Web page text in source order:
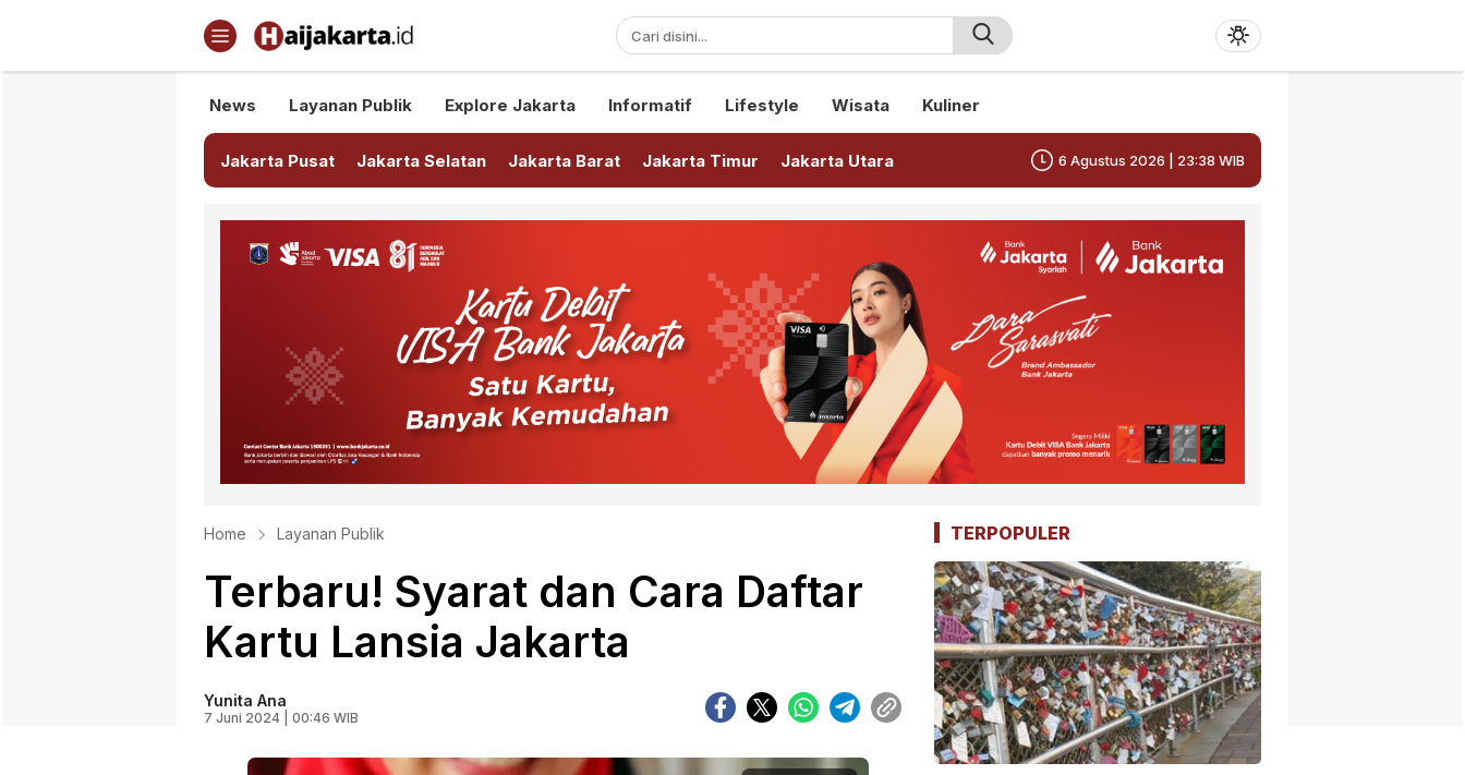
Haijakarta.id
Semua Tentang Jakarta Ada Disini!
News Layanan Publik Explore Jakarta Informatif Lifestyle Wisata Kuliner
Jakarta Pusat Jakarta Selatan Jakarta Barat Jakarta Timur Jakarta Utara 6 Agustus 2026 | 23:38 WIB
Home Layanan Publik
Terbaru! Syarat dan Cara Daftar
Kartu Lansia Jakarta
Yunita Ana
7 Juni 2024 | 00:46 WIB
TERPOPULER